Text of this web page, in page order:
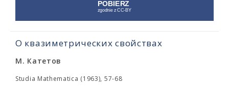
О квазиметрических свойствах
М. Катетов
Studia Mathematica (1963), 57-68